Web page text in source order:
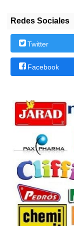
Redes Sociales
Twitter
Facebook